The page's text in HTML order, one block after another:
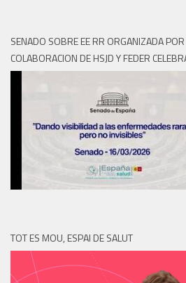
SENADO SOBRE EE RR ORGANIZADA
COLABORACION DE HSJD Y FEDER
TOT ES MOU, ESPAI DE SALUT